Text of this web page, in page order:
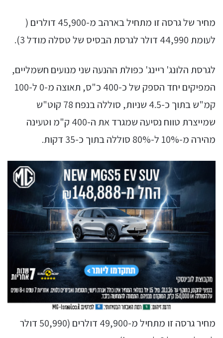
מחיר של גרסה זו מתחיל בארהב מ-45,900 דולרים (
לעומת 44,990 דולר לגרסת הבסיס של טסלה מודל 3).
לגרסת הלונג' ריינג' כפולת ההנעה שני מנועים חשמליים,
המפיקים יחד הספק של כ-400 כ"ס, תאוצה מ-0 ל-100
קמ"ש בתוך כ-4.5 שניות, סוללה בנפח 78 קוט"ש
שמייצרת טווח נסיעה שמגרד את ה-400 ק"מ וטעינה
מהירה מ-10% ל-80% סוללה בתוך כ-35 דקות.
מחיר גרסה זו מתחיל מ-49,900 דולרים (50,990 דולר